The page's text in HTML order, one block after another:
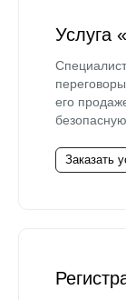
Услуга
его
Заказать